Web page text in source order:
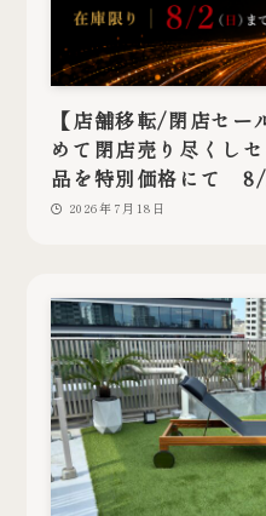
【店舗移転/閉店セー
めて閉店売り尽くし
品を特別価格にて
2026年7月18日